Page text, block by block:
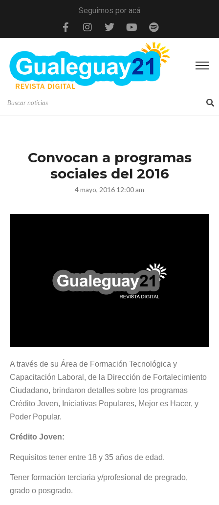
Seguimos por acá
Convocan a programas
sociales del 2016
4 mayo, 2016 12:00 am
A través de su Área de Formación Tecnológica y
Capacitación Laboral, de la Dirección de Fortalecimiento
Ciudadano, brindaron detalles sobre los programas
Crédito Joven, Iniciativas Populares, Mejor es Hacer, y
Poder Popular.
Crédito Joven:
Requisitos tener entre 18 y 35 años de edad.
Tener formación terciaria y/profesional de pregrado,
grado o posgrado.